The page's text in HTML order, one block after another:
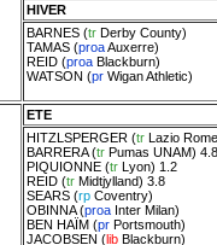
HIVER
BARNES(tr Derby County)
TAMAS(proaAuxerre)
REID(proa Blackburn)
WATSON (pr Wigan Athletic)
ETE
HITZLSPERGER(tr Lazio Rome
BARRERA(tr Pumas UNAM) 4.8
PIQUIONNE(tr Lyon) 1.2
REID(tr Midtjylland) 3.8
SEARS(rp Coventry)
OBINNA(proa Inter Milan)
BEN HAÏM(pr Portsmouth)
JACOBSEN (lib Blackburn)